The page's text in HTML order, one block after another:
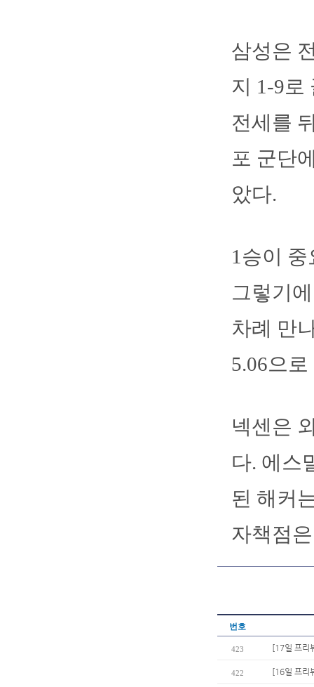
삼성은
지 1-9로
전세를
포 군단
았다.
1승이
그렇기
차례 만
5.06으
넥센은
다. 에스
된 해커
자책점
번호
423 [17일 프리
422 [16일 프리